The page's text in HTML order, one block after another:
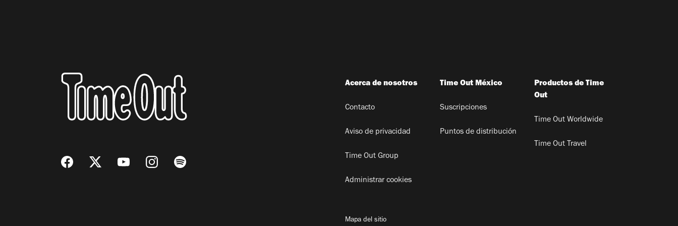
Acerca de nosotros
Contacto
Aviso de privacidad
Time Out Group
Administrar cookies
Time Out México
Suscripciones
Puntos de distribución
Productos de Time
Out
Time Out Worldwide
Time Out Travel
Mapa del sitio